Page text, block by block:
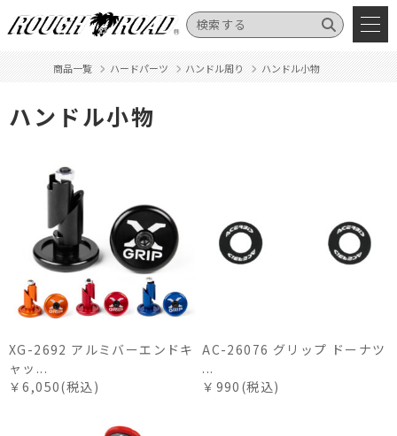
商品一覧 ハードパーツ ハンドル周り ハンドル小物
ハンドル小物
XG-2692 アルミバーエンドキ
ャッ...
￥6,050(税込)
AC-26076 グリップ ドーナツ
...
￥990(税込)